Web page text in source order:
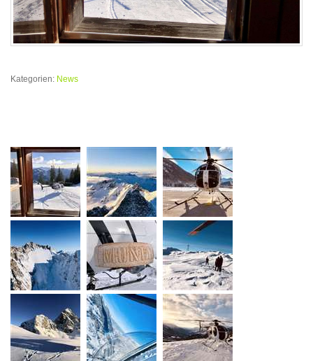
Kategorien: News